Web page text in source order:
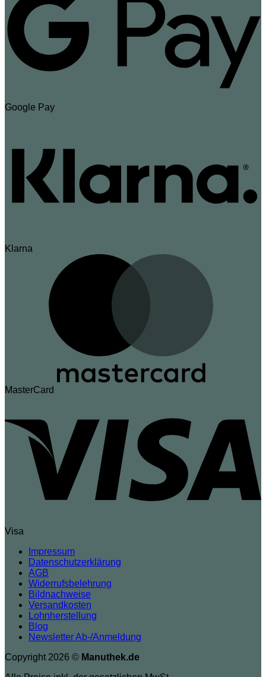
Google Pay
Klarna
MasterCard
Visa
Impressum
Datenschutzerklärung
AGB
Widerrufsbelehrung
Bildnachweise
Versandkosten
Lohnherstellung
Blog
Newsletter Ab-/Anmeldung
Copyright 2026 © Manuthek.de